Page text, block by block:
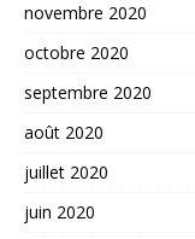
novembre 2020
octobre 2020
septembre 2020
août 2020
juillet 2020
juin 2020